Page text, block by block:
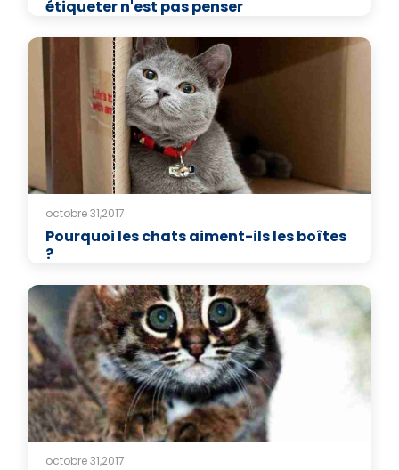
étiqueter n'est pas penser
octobre 31,2017
Pourquoi les chats aiment-ils les boîtes
?
octobre 31,2017